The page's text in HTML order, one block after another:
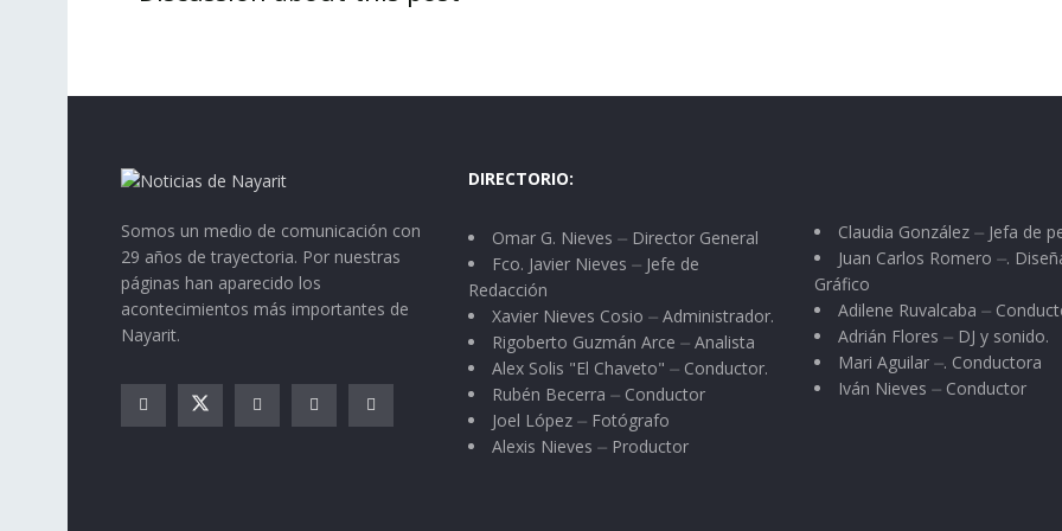
Somos un medio de comunicación con
29 años de trayectoria. Por nuestras
páginas han aparecido los
acontecimientos más importantes de
Nayarit.
DIRECTORIO:
Omar G. Nieves ⏤ Director General
Fco. Javier Nieves ⏤ Jefe de
Redacción
Xavier Nieves Cosio ⏤ Administrador.
Rigoberto Guzmán Arce ⏤ Analista
Alex Solis "El Chaveto" ⏤ Conductor.
Rubén Becerra ⏤ Conductor
Joel López ⏤ Fotógrafo
Alexis Nieves ⏤ Productor
Claudia González ⏤ Jefa de
Juan Carlos Romero ⏤.
Gráfico
Adilene Ruvalcaba ⏤
Adrián Flores ⏤ DJ y sonido.
Mari Aguilar ⏤. Conductora
Iván Nieves ⏤ Conductor